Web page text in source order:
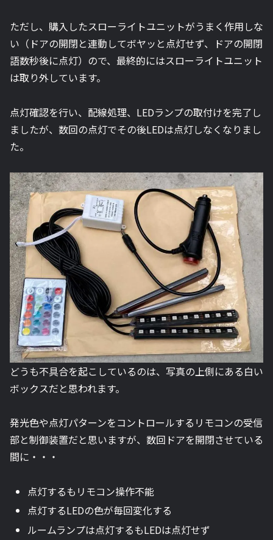
ただし、購入したスローライトユニットがうまく作用しな
い（ドアの開閉と連動してボヤッと点灯せず、ドアの開閉
語数秒後に点灯）ので、最終的にはスローライトユニット
は取り外しています。
点灯確認を行い、配線処理、LEDランプの取付けを完了し
ましたが、数回の点灯でその後LEDは点灯しなくなりまし
た。
どうも不具合を起こしているのは、写真の上側にある白い
ボックスだと思われます。
発光色や点灯パターンをコントロールするリモコンの受信
部と制御装置だと思いますが、数回ドアを開閉させている
間に・・・
点灯するもリモコン操作不能
点灯するLEDの色が毎回変化する
ルームランプは点灯するもLEDは点灯せず